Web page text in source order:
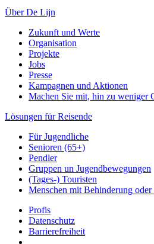
Über De Lijn
Zukunft und Werte
Organisation
Projekte
Jobs
Presse
Kampagnen und Aktionen
Machen Sie mit, hin zu weniger
Lösungen für Reisende
Für Jugendliche
Senioren (65+)
Pendler
Gruppen un Jugendbewegungen
(Tages-) Touristen
Menschen mit Behinderung oder
Profis
Datenschutz
Barrierefreiheit